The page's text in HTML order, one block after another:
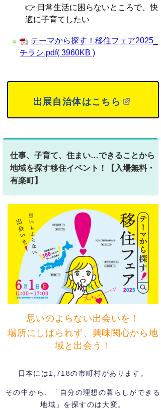
👉 日常生活に困らないところで、快
適に子育てしたい
テーマから探す！移住フェア2025_
チラシ.pdf( 3960KB )
出展自治体はこちら
仕事、子育て、住まい…できることから
地域を探す移住イベント！【入場無料・
有楽町】
思いのよらない出会いを！
場所にしばられず、興味関心から地
域と出会う！
日本には1,718の市町村があります。
その中から、「自分の理想の暮らしができる
地域」を探すのは大変。